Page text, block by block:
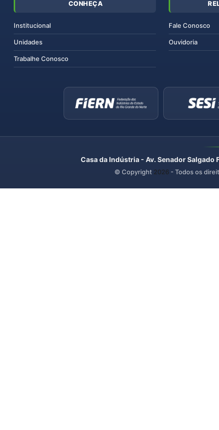
CONHEÇA
Institucional
Unidades
Trabalhe Conosco
Fale Conosco
Ouvidoria
Casa da Indústria - Av. Senador
© Copyright 2026 - Todos os